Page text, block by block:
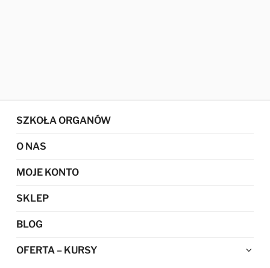
SZKOŁA ORGANÓW
O NAS
MOJE KONTO
SKLEP
BLOG
OFERTA – KURSY